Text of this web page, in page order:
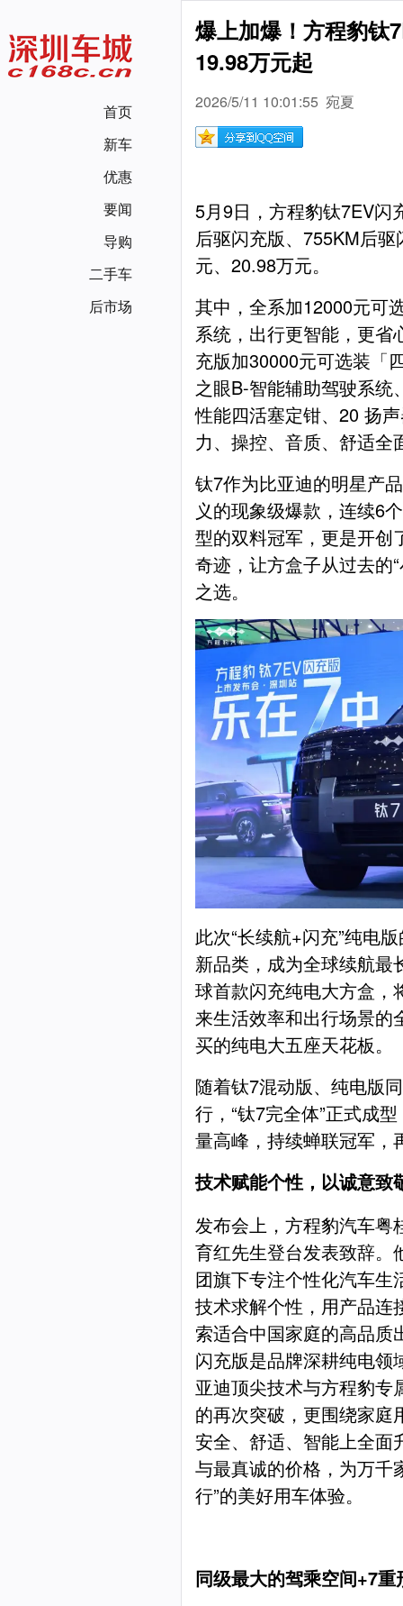
首页
新车
优惠
要闻
导购
二手车
后市场
爆上加爆！方程豹钛
19.98万元起
2026/5/11 10:01:55 宛夏
5月9日，方程豹钛7EV闪
后驱闪充版、755KM后
元、20.98万元。
其中，全系加12000元可
系统，出行更智能，更省
充版加30000元可选装「
之眼B-智能辅助驾驶系
性能四活塞定钳、20 扬
力、操控、音质、舒适全
钛7作为比亚迪的明星产
义的现象级爆款，连续6
型的双料冠军，更是开创
奇迹，让方盒子从过去的
之选。
此次“长续航+闪充”纯电
新品类，成为全球续航最
球首款闪充纯电大方盒，
来生活效率和出行场景的
买的纯电大五座天花板。
随着钛7混动版、纯电版
行，“钛7完全体”正式成
量高峰，持续蝉联冠军，
技术赋能个性，以诚意致
发布会上，方程豹汽车粤
育红先生登台发表致辞。
团旗下专注个性化汽车生
技术求解个性，用产品连
索适合中国家庭的高品质
闪充版是品牌深耕纯电领
亚迪顶尖技术与方程豹专
的再次突破，更围绕家庭
安全、舒适、智能上全面
与最真诚的价格，为万千
行”的美好用车体验。
同级最大的驾乘空间+7